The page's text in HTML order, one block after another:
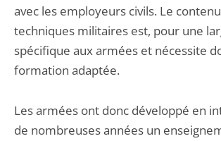
avec les employeurs civils. Le
techniques militaires est, pour une
spécifique aux armées et nécessite
formation adaptée.
Les armées ont donc développé en
de nombreuses années un